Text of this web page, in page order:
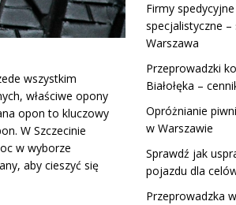
wszystkim
właściwe opony
opon to kluczowy
W Szczecinie
w wyborze
aby cieszyć się
Firmy
specjalistyczne
Warszawa
Przeprowadzki
Białołęka –
Opróżnianie
w Warszawie
Sprawdź jak
pojazdu dla
Przeprowadzka